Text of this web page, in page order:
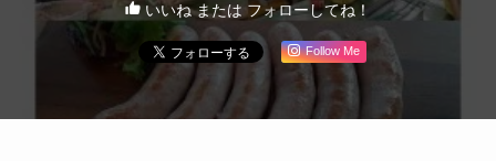
いいね または フォローしてね！
Follow Me